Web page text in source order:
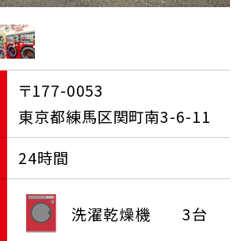
〒177-0053
東京都練馬区関町南3-6-11
24時間
洗濯乾燥機 3台